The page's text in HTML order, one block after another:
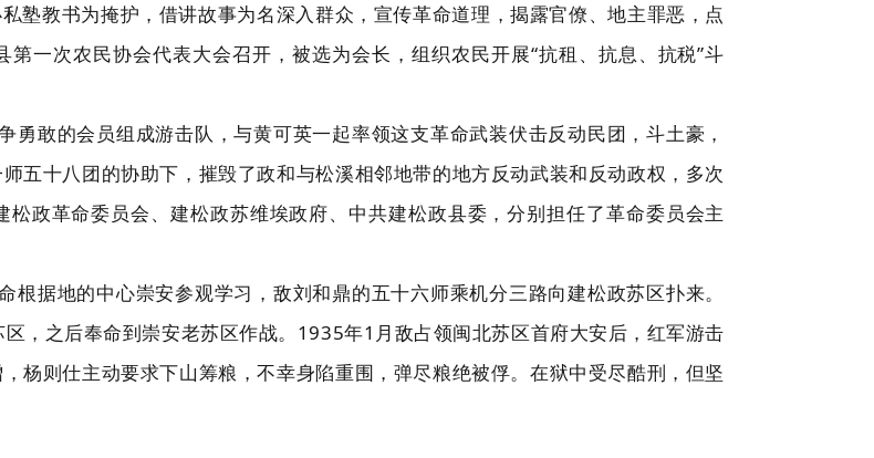
塾教书为掩护，借讲故事为名深入群众，宣传革命道理，揭露官僚、地主罪恶，点
一次农民协会代表大会召开，被选为会长，组织农民开展“抗租、抗息、抗税”斗
敢的会员组成游击队，与黄可英一起率领这支革命武装伏击反动民团，斗土豪，
五十八团的协助下，摧毁了政和与松溪相邻地带的地方反动武装和反动政权，多次
政革命委员会、建松政苏维埃政府、中共建松政县委，分别担任了革命委员会主
据地的中心崇安参观学习，敌刘和鼎的五十六师乘机分三路向建松政苏区扑来。
，之后奉命到崇安老苏区作战。1935年1月敌占领闽北苏区首府大安后，红军游击
杨则仕主动要求下山筹粮，不幸身陷重围，弹尽粮绝被俘。在狱中受尽酷刑，但坚